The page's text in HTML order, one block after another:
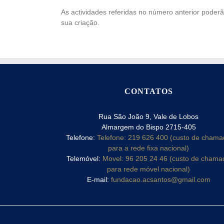
As actividades referidas no número anterior
sua criação.
CONTATOS
Rua São João 9, Vale de Lobos
Almargem do Bispo 2715-405
Telefone:Telefone: 219 626 400 (custo de
para a rede fixa nacional)
Telemóvel: Movel: 96 205 24 46 (custo de
para rede móvel nacional)
E-mail: fundacao.acsantos@gmail.com